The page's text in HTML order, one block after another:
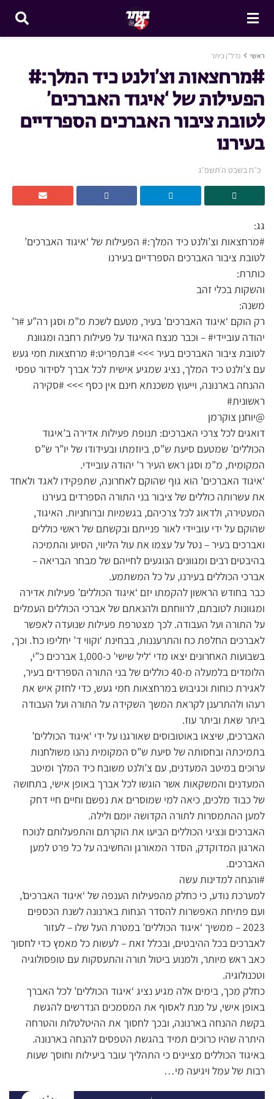
ראשי נדל"ן ביתר
#מרחצאות וצ’ולנט כיד המלך:#
הפעילות של ‘איגוד האברכים’
לטובת ציבור האברכים הספרדיים
בעירנו
כ״ח בשבט ה׳תשפ״ג
גג:
#מרחצאות וצ’ולנט כיד המלך:# הפעילות של ‘איגוד האברכים’
לטובת ציבור האברכים הספרדיים בעירנו
כותרת:
והשקות בכלי זהב
משנה:
רק הוקם ‘איגוד האברכים’ בעיר, מטעם לשכת מ”מ וסגן רה”ע #ר’
יהודה עוביידי# – וכבר מנצח האיגוד על פעילות רחבה ומגוונת
לטובת ציבור האברכים בעיר >>> #בתפריט:# מרחצאות חמי געש
עם צ’ולנט כיד המלך, נציג שמגיע אישית לכל אברך לסידור טפסי
ההנחה בארנונה, וייעוץ משכנתא חינם אין כסף >>> #סקירה
ראשונית#
@יוחנן צוקרמן
דואגים לכל צרכי האברכים: תנופת פעילות אדירה ב’איגוד
הכוללים’ שמטעם סיעת ש”ס, ביוזמתו ובעידודו של יו”ר ש”ס
המקומית, מ”מ וסגן ראש העיר ר’ יהודה עוביידי.
‘איגוד האברכים’ הוא גוף שהוקם לאחרונה, שתפקידו לאגד ולאחד
את עשרותה כוללים של ציבור בני התורה הספרדים בעירנו
המעטירה, ולדאוג לכל צרכיהם, בגשמיות וברוחניות. האיגוד,
שהוקם על ידי עוביידי לאור פנייתם ובקשתם של ראשי כוללים
ואברכים בעיר – נטל על עצמו את עול הליווי, הסיוע והתמיכה
בהיבטים רבים ומגוונים הנוגעים לחייהם של מבחר הבריאה –
אברכי הכוללים בעירנו, על כל המשתמע.
כבר בחודש הראשון להקמתו יזם ‘איגוד הכוללים’ פעילות אדירה
ומגוונות לטובתם, לרווחתם ולהנאתם של אברכי הכוללים העמלים
על התורה ועל העבודה. לכך מצטרפת פעילות שנועדה לאפשר
לאברכים החלפת כח והתרעננות, בבחינת ‘וקווי ד’ יחליפו כח’. וכך,
בשבועות האחרונים יצאו מדי ‘ליל שישי’ כ-1,000 אברכים כ”י,
הלומדים בלמעלה מ-40 כוללים של בני התורה הספרדים בעיר,
לאגירת כוחות וכגיבוש במרחצאות חמי געש, כדי לחזק איש את
רעהו ולהתרענן לקראת המשך השקידה על התורה ועל העבודה
ביתר שאת וביתר עוז.
האברכים, שיצאו באוטובוסים שאורגנו על ידי ‘איגוד הכוללים’
בתמיכתה ובחסותה של סיעת ש”ס המקומית נהנו משולחנות
ערוכים במיטב המעדנים, עם צ’ולנט משובח כיד המלך ומיטב
המעדנים והמשקאות אשר הוגשו לכל אברך באופן אישי, בתחושה
של כבוד מלכים, כיאה למי שמוסרים את נפשם וחיים חיי דחק
למען ההתמסרות לתורה הקדושה יומם ולילה.
האברכים ונציגי הכוללים הביעו את הוקרתם והתפעלותם לנוכח
הארגון המדוקדק, הסדר המאורגן והחשיבה על כל פרט למען
האברכים.
#והנחה למדינות עשה
למערכת נודע, כי כחלק מהפעילות הענפה של ‘איגוד האברכים’,
ועם פתיחת האפשרות להסדר הנחות בארנונה לשנת הכספים
2023 – ממשיך ‘איגוד הכוללים’ במטרת העל שלו – לעזור
לאברכים בכל ההיבטים, ובכלל זאת – לעשות כל מאמץ כדי לחסוך
כאב ראש מיותר, ולמנוע ביטול תורה והתעסקות עם טופסולוגיה
וטכנולוגיה.
כחלק מכך, בימים אלה מגיע נציג ‘איגוד הכוללים’ לכל האברך
באופן אישי, על מנת לאסוף את המסמכים הנדרשים להגשת
בקשת ההנחה בארנונה, ובכך לחסוך את ההיטלטלות והטרחה
היתרה שהיו כרוכים תמיד בהגשת הטפסים להנחה בארנונה.
באיגוד הכוללים מציינים כי התהליך עובר ביעילות וחוסך שעות
רבות של עמל ויגיעה מי…